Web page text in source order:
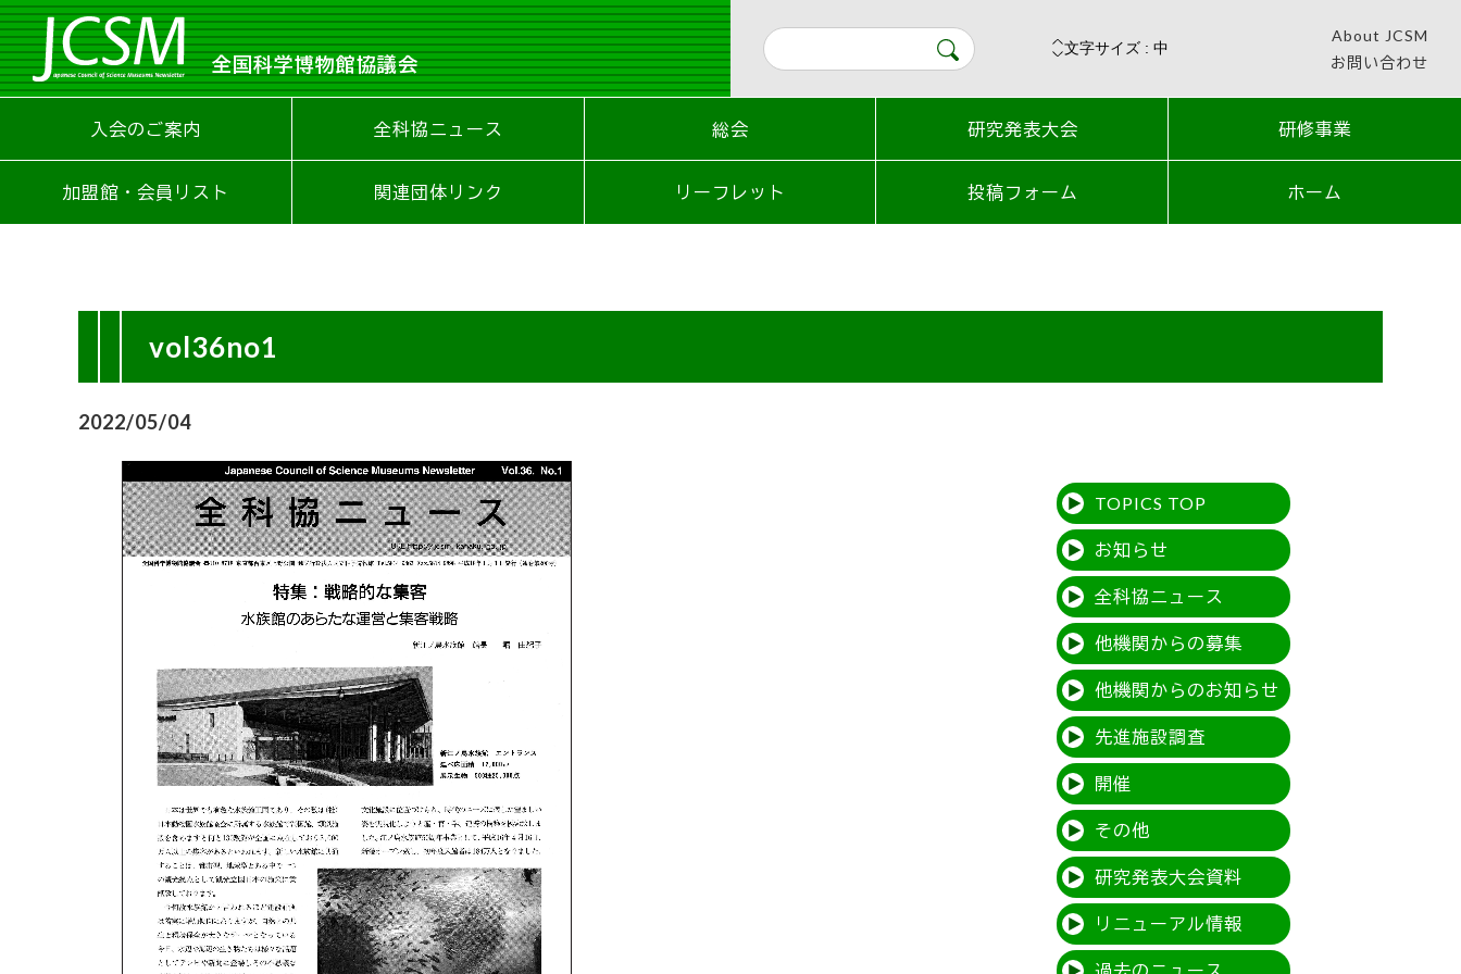
全国科学博物館協議会
About JCSM
お問い合わせ
入会のご案内 全科協ニュース 総会 研究発表大会 研修事業
加盟館・会員リスト 関連団体リンク リーフレット 投稿フォーム ホーム
vol36no1
2022/05/04
TOPICS TOP
お知らせ
全科協ニュース
他機関からの募集
他機関からのお知らせ
先進施設調査
開催
その他
研究発表大会資料
リニューアル情報
過去のニュース